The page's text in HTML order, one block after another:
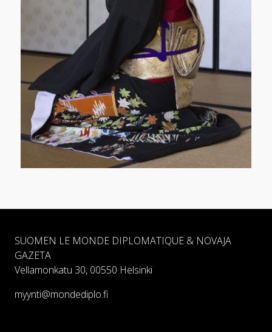
SUOMEN LE MONDE DIPLOMATIQUE & NOVAJA
GAZETA
Vellamonkatu 30, 00550 Helsinki
myynti@mondediplo.fi